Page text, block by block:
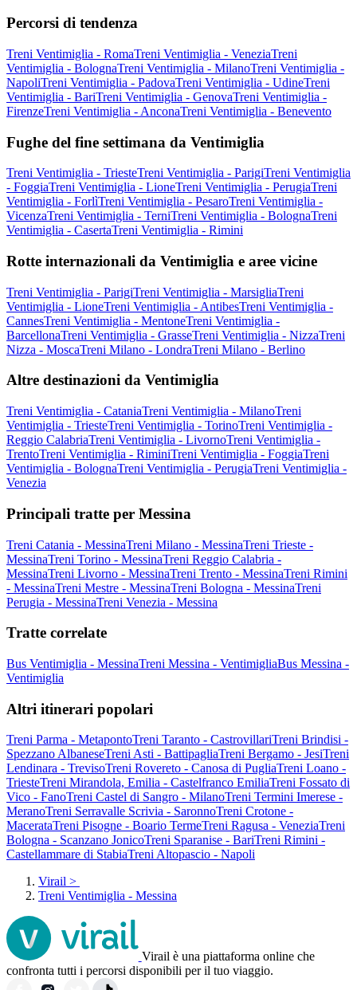
Percorsi di tendenza
Treni Ventimiglia - RomaTreni Ventimiglia - VeneziaTreni
Ventimiglia - BolognaTreni Ventimiglia - MilanoTreni Ventimiglia -
NapoliTreni Ventimiglia - PadovaTreni Ventimiglia - UdineTreni
Ventimiglia - BariTreni Ventimiglia - GenovaTreni Ventimiglia -
FirenzeTreni Ventimiglia - AnconaTreni Ventimiglia - Benevento
Fughe del fine settimana da Ventimiglia
Treni Ventimiglia - TriesteTreni Ventimiglia - ParigiTreni Ventimiglia
- FoggiaTreni Ventimiglia - LioneTreni Ventimiglia - PerugiaTreni
Ventimiglia - ForlìTreni Ventimiglia - PesaroTreni Ventimiglia -
VicenzaTreni Ventimiglia - TerniTreni Ventimiglia - BolognaTreni
Ventimiglia - CasertaTreni Ventimiglia - Rimini
Rotte internazionali da Ventimiglia e aree vicine
Treni Ventimiglia - ParigiTreni Ventimiglia - MarsigliaTreni
Ventimiglia - LioneTreni Ventimiglia - AntibesTreni Ventimiglia -
CannesTreni Ventimiglia - MentoneTreni Ventimiglia -
BarcellonaTreni Ventimiglia - GrasseTreni Ventimiglia - NizzaTreni
Nizza - MoscaTreni Milano - LondraTreni Milano - Berlino
Altre destinazioni da Ventimiglia
Treni Ventimiglia - CataniaTreni Ventimiglia - MilanoTreni
Ventimiglia - TriesteTreni Ventimiglia - TorinoTreni Ventimiglia -
Reggio CalabriaTreni Ventimiglia - LivornoTreni Ventimiglia -
TrentoTreni Ventimiglia - RiminiTreni Ventimiglia - FoggiaTreni
Ventimiglia - BolognaTreni Ventimiglia - PerugiaTreni Ventimiglia -
Venezia
Principali tratte per Messina
Treni Catania - MessinaTreni Milano - MessinaTreni Trieste -
MessinaTreni Torino - MessinaTreni Reggio Calabria -
MessinaTreni Livorno - MessinaTreni Trento - MessinaTreni Rimini
- MessinaTreni Mestre - MessinaTreni Bologna - MessinaTreni
Perugia - MessinaTreni Venezia - Messina
Tratte correlate
Bus Ventimiglia - MessinaTreni Messina - VentimigliaBus Messina -
Ventimiglia
Altri itinerari popolari
Treni Parma - MetapontoTreni Taranto - CastrovillariTreni Brindisi -
Spezzano AlbaneseTreni Asti - BattipagliaTreni Bergamo - JesiTreni
Lendinara - TrevisoTreni Rovereto - Canosa di PugliaTreni Loano -
TriesteTreni Mirandola, Emilia - Castelfranco EmiliaTreni Fossato di
Vico - FanoTreni Castel di Sangro - MilanoTreni Termini Imerese -
MeranoTreni Serravalle Scrivia - SaronnoTreni Crotone -
MacerataTreni Pisogne - Boario TermeTreni Ragusa - VeneziaTreni
Bologna - Scanzano JonicoTreni Sparanise - BariTreni Rimini -
Castellammare di StabiaTreni Altopascio - Napoli
Virail >
Treni Ventimiglia - Messina
Virail è una piattaforma online che
confronta tutti i percorsi disponibili per il tuo viaggio.